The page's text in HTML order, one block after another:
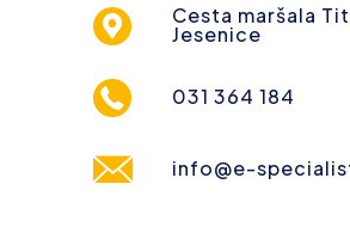
Cesta maršala
Jesenice
031 364 184
info@e-